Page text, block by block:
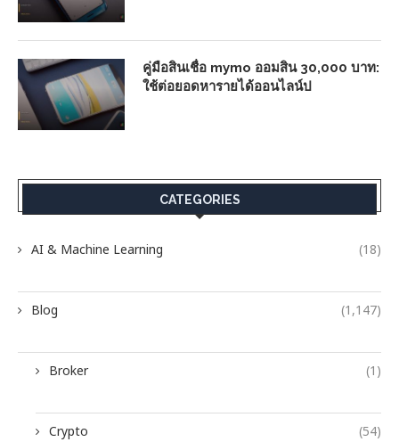
คู่มือสินเชื่อ mymo ออมสิน 30,000 บาท:
ใช้ต่อยอดหารายได้ออนไลน์ป
CATEGORIES
AI & Machine Learning (18)
Blog (1,147)
Broker (1)
Crypto (54)